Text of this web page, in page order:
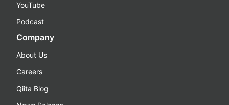
YouTube
Podcast
Company
About Us
Careers
Qiita Blog